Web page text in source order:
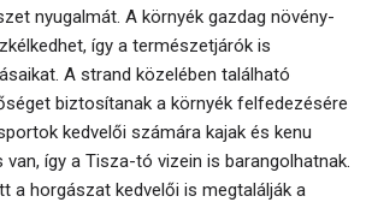
nyugalmát. A környék gazdag növény-
így a természetjárók is
A strand közelében található
biztosítanak a környék felfedezésére
kedvelői számára kajak és kenu
így a Tisza-tó vizein is barangolhatnak.
a horgászat kedvelői is megtalálják a